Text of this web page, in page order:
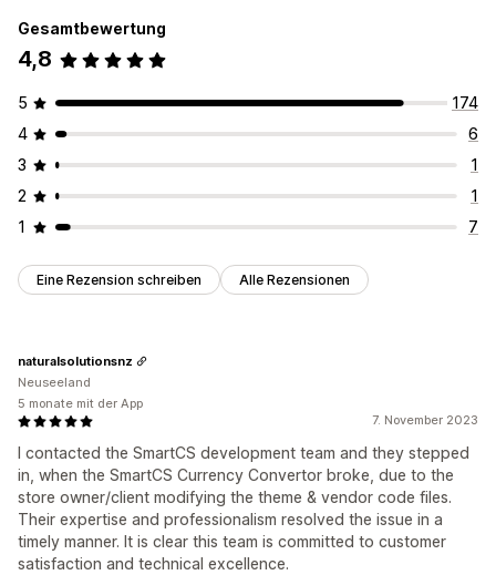
Preisanzeige
Gesamtbewertung
4,8
5
174
4
6
3
1
2
1
1
7
Eine Rezension schreiben Alle Rezensionen
7. November 2023
I contacted the SmartCS development team and they stepped
in, when the SmartCS Currency Convertor broke, due to the
store owner/client modifying the theme & vendor code files.
Their expertise and professionalism resolved the issue in a
timely manner. It is clear this team is committed to customer
satisfaction and technical excellence.
naturalsolutionsnz
Neuseeland
5 monate mit der App